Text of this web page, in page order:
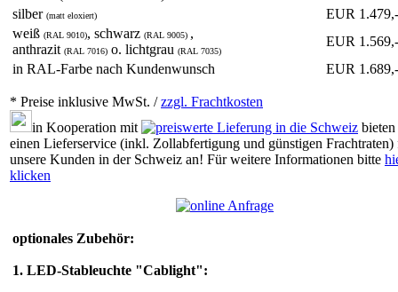
silber (matt eloxiert)
EUR 1.479,-
weiß (RAL 9010), schwarz (RAL 9005) ,
anthrazit (RAL 7016) o. lichtgrau (RAL 7035)
EUR 1.569,-
in RAL-Farbe nach Kundenwunsch
EUR 1.689,-
* Preise inklusive MwSt. /zzgl. Frachtkosten
in Kooperation mit
einen Lieferservice (inkl. Zollabfertigung und günstigen Frachtraten)
unsere Kunden in der Schweiz an! Für weitere Informationen bitte
klicken
optionales Zubehör:
1. LED-Stableuchte "Cablight":